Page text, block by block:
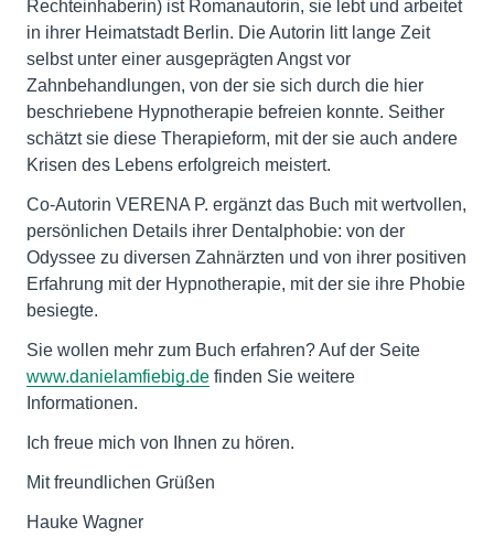
Rechteinhaberin) ist Romanautorin, sie lebt und arbeitet
in ihrer Heimatstadt Berlin. Die Autorin litt lange Zeit
selbst unter einer ausgeprägten Angst vor
Zahnbehandlungen, von der sie sich durch die hier
beschriebene Hypnotherapie befreien konnte. Seither
schätzt sie diese Therapieform, mit der sie auch andere
Krisen des Lebens erfolgreich meistert.
Co-Autorin VERENA P. ergänzt das Buch mit wertvollen,
persönlichen Details ihrer Dentalphobie: von der
Odyssee zu diversen Zahnärzten und von ihrer positiven
Erfahrung mit der Hypnotherapie, mit der sie ihre Phobie
besiegte.
Sie wollen mehr zum Buch erfahren? Auf der Seite
www.danielamfiebig.de finden Sie weitere
Informationen.
Ich freue mich von Ihnen zu hören.
Mit freundlichen Grüßen
Hauke Wagner